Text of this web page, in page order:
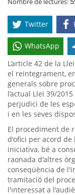
de febrer de
Twitter
WhatsApp
L’article 42 de la
el reintegrament,
generals sobre
l’actual Llei 39/
perjudici de les
i en les seves
El procediment de
d'ofici per acord
iniciativa, bé a
raonada d'altres
conseqüència de
tramitació del
l'interessat a